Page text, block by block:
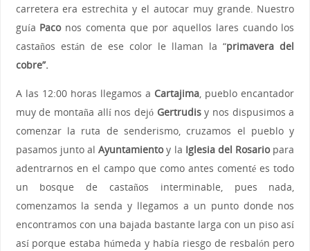
carretera era estrechita y el autocar muy grande. Nuestro
guía Paconos comenta que por aquellos lares cuando los
castaños están de ese color le llaman la “primavera del
cobre”.
A las 12:00 horas llegamos a Cartajima, pueblo encantador
muy de montaña allí nos dejó Gertrudisy nos dispusimos a
comenzar la ruta de senderismo, cruzamos el pueblo y
pasamos junto alAyuntamientoy la Iglesia del Rosariopara
adentrarnos en el campo que como antes comenté es todo
un bosque de castaños interminable, pues nada,
comenzamos la senda y llegamos a un punto donde nos
encontramos con una bajada bastante larga con un piso así
así porque estaba húmeda y había riesgo de resbalón pero